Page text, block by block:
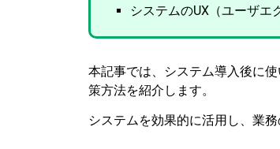
システムのUX（ユーザエ
本記事では、システム導入後に
策方法を紹介します。
システムを効果的に活用し、業